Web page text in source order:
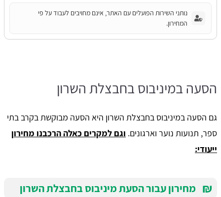
נותני השירות הפועלים עם האתר, אינם מחויבים לעבוד על פי
המחירון.
הסעה במיניבוס בחבצלת השרון
גם הסעה במיניבוס בחבצלת השרון היא הסעה מבוקשת בקרב בתי
ספר, תנועות נוער וארגונים. וגם למקרים כאלה הרכבנו מחירון
ייעודי:
₪ מחירון עבור הסעת מיניבוס בחבצלת השרון